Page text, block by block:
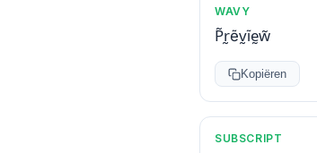
WAVY
P̃r̰ẽv̰ĩḛw̃
Kopiëren
SUBSCRIPT